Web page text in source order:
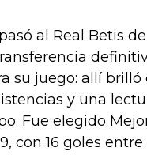
al Real Betis
su juego: allí
y una
Fue elegido
con 16 goles